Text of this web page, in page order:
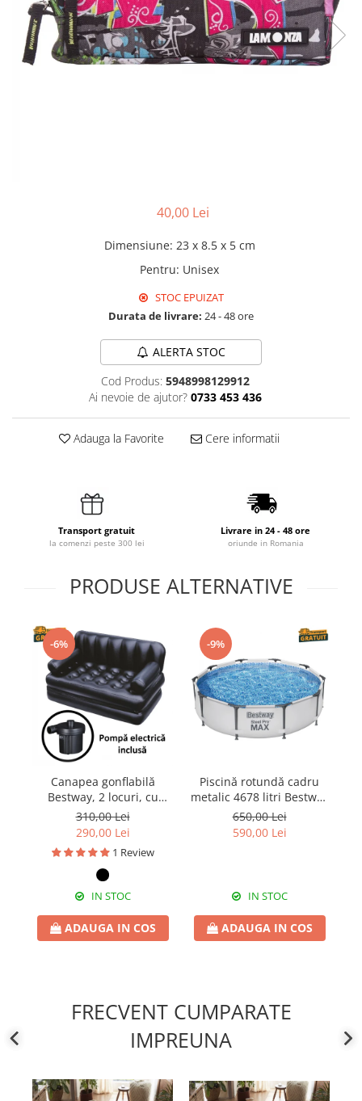
Pilote cu blăniță
40,00 Lei
Dimensiune: 23 x 8.5 x 5 cm
Pentru: Unisex
STOC EPUIZAT
Durata de livrare: 24 - 48 ore
ALERTA STOC
Cod Produs: 5948998129912
Ai nevoie de ajutor? 0733 453 436
Adauga la Favorite Cere informatii
Transport gratuit
la comenzi peste 300 lei
Livrare in 24 - 48 ore
oriunde in Romania
PRODUSE ALTERNATIVE
-6%
Canapea gonflabilă
Bestway, 2 locuri, cu
pompă inclusă 186 x 145
x 64 cm
310,00 Lei
290,00 Lei
1 Review
IN STOC
ADAUGA IN COS
-9%
Piscină rotundă cadru
metalic 4678 litri Bestway
Steel Pro Max 305x76 cm
650,00 Lei
590,00 Lei
IN STOC
ADAUGA IN COS
FRECVENT CUMPARATE
IMPREUNA